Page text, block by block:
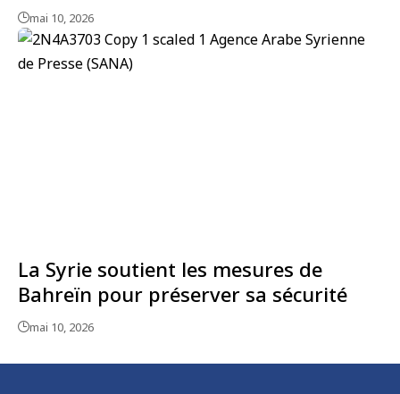
mai 10, 2026
La Syrie soutient les mesures de
Bahreïn pour préserver sa sécurité
mai 10, 2026